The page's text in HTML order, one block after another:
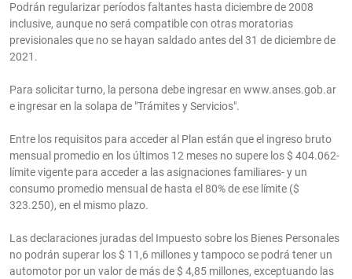
Podrán regularizar períodos faltantes hasta diciembre de 2008
inclusive, aunque no será compatible con otras moratorias
previsionales que no se hayan saldado antes del 31 de diciembre de
2021.
Para solicitar turno, la persona debe ingresar en www.anses.gob.ar
e ingresar en la solapa de "Trámites y Servicios".
Entre los requisitos para acceder al Plan están que el ingreso bruto
mensual promedio en los últimos 12 meses no supere los $ 404.062-
límite vigente para acceder a las asignaciones familiares- y un
consumo promedio mensual de hasta el 80% de ese límite ($
323.250), en el mismo plazo.
Las declaraciones juradas del Impuesto sobre los Bienes Personales
no podrán superar los $ 11,6 millones y tampoco se podrá tener un
automotor por un valor de más de $ 4,85 millones, exceptuando las